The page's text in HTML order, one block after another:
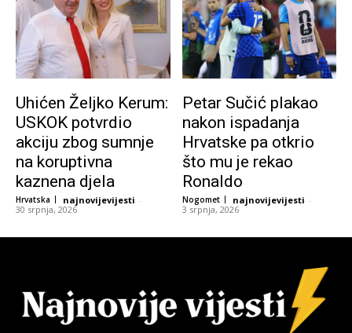
Uhićen Željko Kerum:
USKOK potvrdio
akciju zbog sumnje
na koruptivna
kaznena djela
Hrvatska najnovijevijesti -
30 srpnja, 2026
Petar Sučić plakao
nakon ispadanja
Hrvatske pa otkrio
što mu je rekao
Ronaldo
Nogomet najnovijevijesti -
3 srpnja, 2026